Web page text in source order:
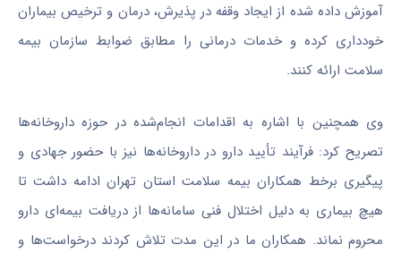
آموزش داده شده از ایجاد وقفه در پذیرش، درمان و ترخیص بیماران
خودداری کرده و خدمات درمانی را مطابق ضوابط سازمان بیمه
سلامت ارائه کنند.
وی همچنین با اشاره به اقدامات انجام‌شده در حوزه داروخانه‌ها
تصریح کرد: فرآیند تأیید دارو در داروخانه‌ها نیز با حضور جهادی و
پیگیری برخط همکاران بیمه سلامت استان تهران ادامه داشت تا
هیچ بیماری به دلیل اختلال فنی سامانه‌ها از دریافت بیمه‌ای دارو
محروم نماند. همکاران ما در این مدت تلاش کردند درخواست‌ها و